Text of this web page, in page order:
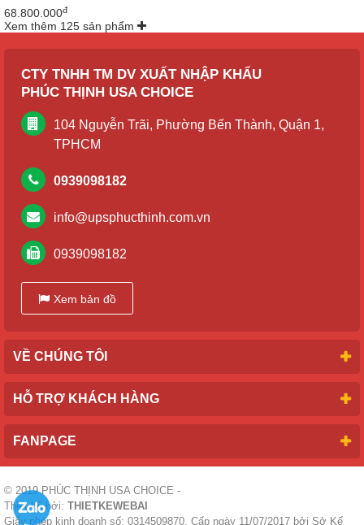
68.800.000đ
Xem thêm 125 sản phẩm
CTY TNHH TM DV XUẤT NHẬP KHẨU
PHÚC THỊNH USA CHOICE
104 Nguyễn Trãi, Phường Bến Thành, Quận 1,
TPHCM
0939098182
info@upsphucthinh.com.vn
0939098182
Xem bản đồ
VỀ CHÚNG TÔI
HỖ TRỢ KHÁCH HÀNG
FANPAGE
© 2019PHÚC THỊNH USA CHOICE -
Thiết kế bởi: THIETKEWEBAI
Giấy phép kinh doanh số: 0314509870. Cấp ngày 11/07/2017 bởi Sở Kế